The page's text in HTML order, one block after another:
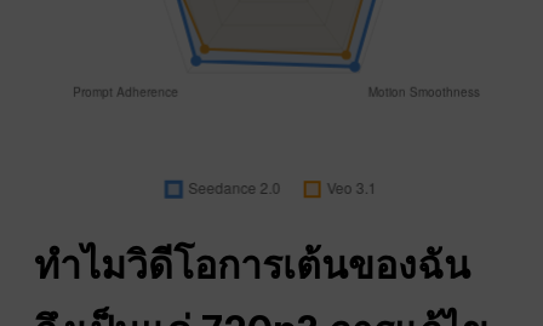
ทำไมวิดีโอการเต้นของฉัน